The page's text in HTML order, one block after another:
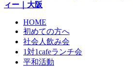
ィー ｜大阪
HOME
初めての方へ
社会人飲み会
1対1cafeランチ会
平和活動